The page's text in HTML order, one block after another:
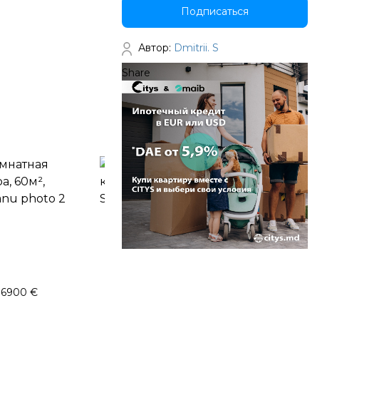
€
Подписаться
Автор: Dmitrii. S
Share